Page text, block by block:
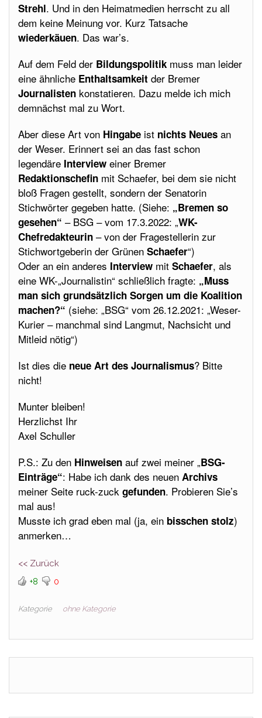
Strehl. Und in den Heimatmedien herrscht zu all
dem keine Meinung vor. Kurz Tatsache
wiederkäuen. Das war’s.
Auf dem Feld der Bildungspolitik muss man leider
eine ähnliche Enthaltsamkeit der Bremer
Journalisten konstatieren. Dazu melde ich mich
demnächst mal zu Wort.
Aber diese Art von Hingabe ist nichts Neues an
der Weser. Erinnert sei an das fast schon
legendäre Interview einer Bremer
Redaktionschefin mit Schaefer, bei dem sie nicht
bloß Fragen gestellt, sondern der Senatorin
Stichwörter gegeben hatte. (Siehe: „Bremen so
gesehen“ – BSG – vom 17.3.2022: „WK-
Chefredakteurin – von der Fragestellerin zur
Stichwortgeberin der Grünen Schaefer“)
Oder an ein anderes Interview mit Schaefer, als
eine WK-„Journalistin“ schließlich fragte: „Muss
man sich grundsätzlich Sorgen um die Koalition
machen?“ (siehe: „BSG“ vom 26.12.2021: „Weser-
Kurier – manchmal sind Langmut, Nachsicht und
Mitleid nötig“)
Ist dies die neue Art des Journalismus? Bitte
nicht!
Munter bleiben!
Herzlichst Ihr
Axel Schuller
P.S.: Zu den Hinweisen auf zwei meiner „BSG-
Einträge“: Habe ich dank des neuen Archivs
meiner Seite ruck-zuck gefunden. Probieren Sie’s
mal aus!
Musste ich grad eben mal (ja, ein bisschen stolz)
anmerken…
<< Zurück
+8 0
Kategorie ohne Kategorie